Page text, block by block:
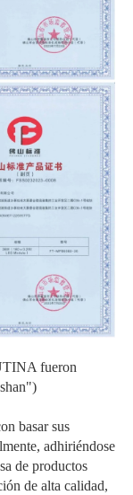
fueron
basar sus
adhiriéndose
de productos
de alta calidad,